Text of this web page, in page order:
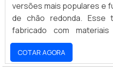
versões mais populares e
de chão redonda. Esse
fabricado com
cromado ou aço,
confere grande
corrosão, por exemplo.
COTAR AGORA